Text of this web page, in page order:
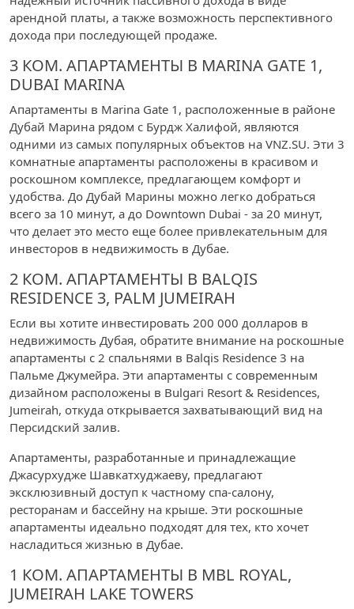
арендной платы, а также возможность перспективного
дохода при последующей продаже.
3 КОМ. АПАРТАМЕНТЫ В MARINA GATE 1,
DUBAI MARINA
Апартаменты в Marina Gate 1, расположенные в районе
Дубай Марина рядом с Бурдж Халифой, являются
одними из самых популярных объектов на VNZ.SU. Эти 3
комнатные апартаменты расположены в красивом и
роскошном комплексе, предлагающем комфорт и
удобства. До Дубай Марины можно легко добраться
всего за 10 минут, а до Downtown Dubai - за 20 минут,
что делает это место еще более привлекательным для
инвесторов в недвижимость в Дубае.
2 КОМ. АПАРТАМЕНТЫ В BALQIS
RESIDENCE 3, PALM JUMEIRAH
Если вы хотите инвестировать 200 000 долларов в
недвижимость Дубая, обратите внимание на роскошные
апартаменты с 2 спальнями в Balqis Residence 3 на
Пальме Джумейра. Эти апартаменты с современным
дизайном расположены в Bulgari Resort & Residences,
Jumeirah, откуда открывается захватывающий вид на
Персидский залив.
Апартаменты, разработанные и принадлежащие
Джасурхудже Шавкатхуджаеву, предлагают
эксклюзивный доступ к частному спа-салону,
ресторанам и бассейну на крыше. Эти роскошные
апартаменты идеально подходят для тех, кто хочет
насладиться жизнью в Дубае.
1 КОМ. АПАРТАМЕНТЫ В MBL ROYAL,
JUMEIRAH LAKE TOWERS